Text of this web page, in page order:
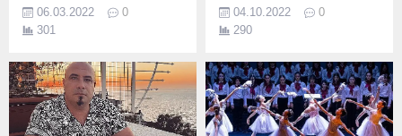
Aliağa Belediyesi Sanatevi
(ASEV) Türk Halk Müziği
Konseri ile halk müziği
tutkunlarına unutulmaz bir
müzik ziyafeti sundu.
06.03.2022
0
301
Laboratuvar Uzmanlığı ile
doğaya ve cilde saygılı
ünlü Fransız kozmetik
markası Yves Rocher, Miray
Daner ile başlayan
heyecanlı iş birliğini keyifli
04.10.2022
0
290